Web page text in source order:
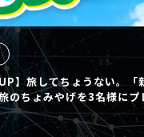
】旅してちょうない。「
のちょみやげを3名様にプ